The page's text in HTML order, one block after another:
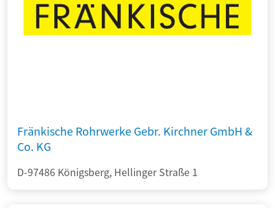
Fränkische Rohrwerke Gebr. Kirchner GmbH &
Co. KG
D-97486 Königsberg, Hellinger Straße 1